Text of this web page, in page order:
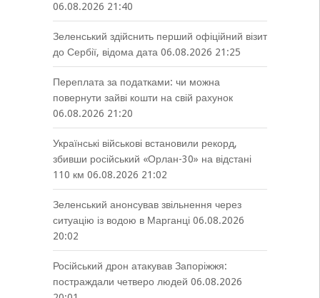
06.08.2026 21:40
Зеленський здійснить перший офіційний візит
до Сербії, відома дата 06.08.2026 21:25
Переплата за податками: чи можна
повернути зайві кошти на свій рахунок
06.08.2026 21:20
Українські військові встановили рекорд,
збивши російський «Орлан-30» на відстані
110 км 06.08.2026 21:02
Зеленський анонсував звільнення через
ситуацію із водою в Марганці 06.08.2026
20:02
Російський дрон атакував Запоріжжя:
постраждали четверо людей 06.08.2026